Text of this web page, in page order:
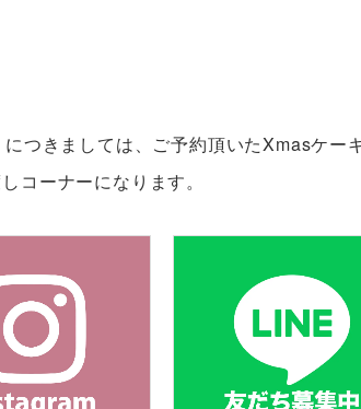
つきましては、ご予約頂いたXmasケー
コーナーになります。